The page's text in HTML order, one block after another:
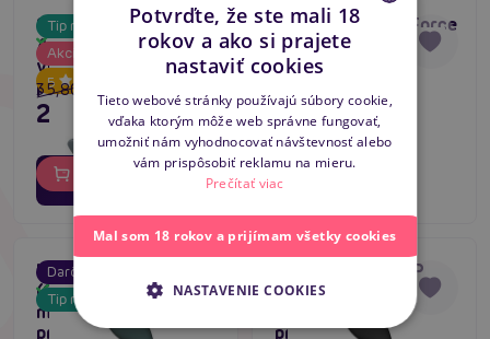
Tip na darček
Akcia
5
-20 %
02 13 hodín
Satisfyer Booty
Absolute Beginners 1,
vibračný análny kolík
pre začiatočníkov
Skladom
35,80 €
28,64 €
Hueman Galaxy Force
(Purple), vibračné
análne korálky
Skladom
47,80 €
Do košíka
Darček
Tip na darček
LELO Hugo 2 APP
(Green), vibračný
masážny prístroj na
prostatu
Skladom
Tip na darček
LELO Hugo 2 APP
(Black), vibračný
masážny prístroj na
prostatu
Skladom
CZECH
ENGLISH
Potvrďte, že ste mali 18
rokov a ako si prajete
nastaviť cookies
Tieto webové stránky používajú súbory cookie,
vďaka ktorým môže web správne fungovať,
umožniť nám vyhodnocovať návštevnosť alebo
vám prispôsobiť reklamu na mieru.
Prečítať viac
Mal som 18 rokov a prijímam všetky cookies
NASTAVENIE COOKIES